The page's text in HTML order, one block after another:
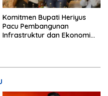
Komitmen Bupati Heriyus
Pacu Pembangunan
Infrastruktur dan Ekonomi